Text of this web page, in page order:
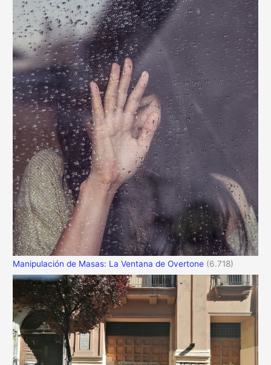
Manipulación de Masas: La Ventana de Overtone (6.718)